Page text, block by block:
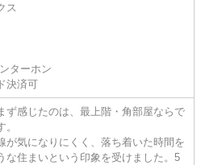
ス
ターホン
決済可
ず感じたのは、最上階・角部屋ならで
が気になりにくく、落ち着いた時間を
な住まいという印象を受けました。5